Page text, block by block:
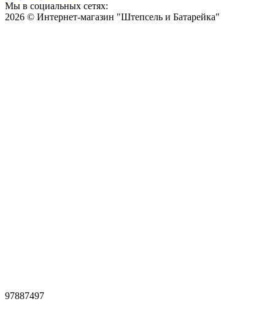
Мы в социальных сетях:
2026 © Интернет-магазин "Штепсель и Батарейка"
97887497